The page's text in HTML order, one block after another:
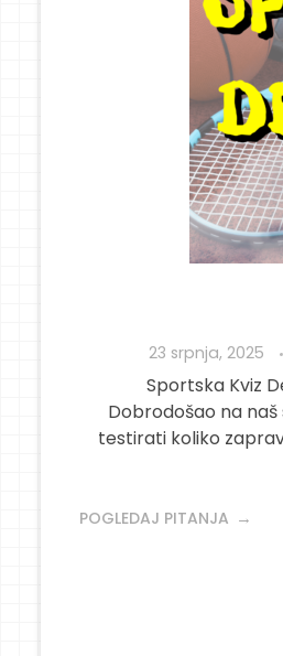
23 srpnja, 2025
Sportska Kviz
Dobrodošao na naš
testirati koliko
POGLEDAJ PITANJA